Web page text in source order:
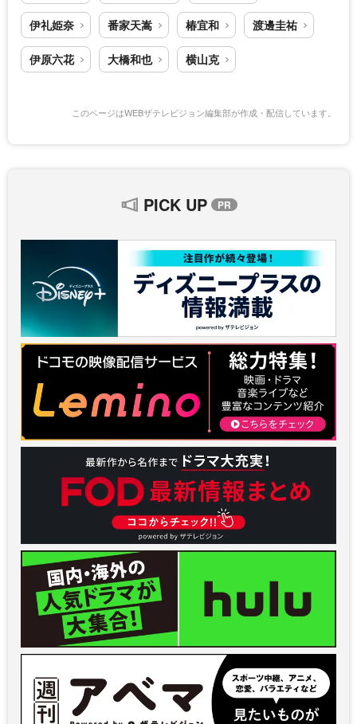
伊礼姫奈 番家天嵩 椿宜和 渡邊圭祐
伊原六花 大橋和也 横山克
このページはWEBザテレビジョン編集部が作成・配信しています。
PICK UP